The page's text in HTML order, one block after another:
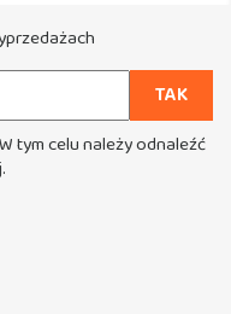
tym celu należy odnaleźć